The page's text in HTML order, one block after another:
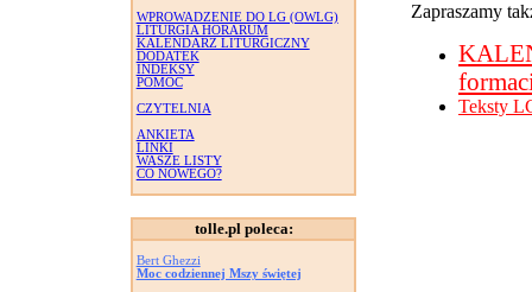
WPROWADZENIE DO LG (OWLG)
LITURGIA HORARUM
KALENDARZ LITURGICZNY
DODATEK
INDEKSY
POMOC
CZYTELNIA
ANKIETA
LINKI
WASZE LISTY
CO NOWEGO?
tolle.pl poleca:
Bert Ghezzi
Moc codziennej Mszy świętej
Zapraszamy
Teksty